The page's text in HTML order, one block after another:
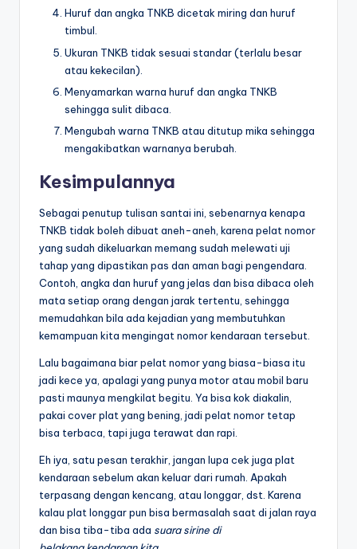
Huruf dan angka TNKB dicetak miring dan huruf
timbul.
Ukuran TNKB tidak sesuai standar (terlalu besar
atau kekecilan).
Menyamarkan warna huruf dan angka TNKB
sehingga sulit dibaca.
Mengubah warna TNKB atau ditutup mika sehingga
mengakibatkan warnanya berubah.
Kesimpulannya
Sebagai penutup tulisan santai ini, sebenarnya kenapa
TNKB tidak boleh dibuat aneh-aneh, karena pelat nomor
yang sudah dikeluarkan memang sudah melewati uji
tahap yang dipastikan pas dan aman bagi pengendara.
Contoh, angka dan huruf yang jelas dan bisa dibaca oleh
mata setiap orang dengan jarak tertentu, sehingga
memudahkan bila ada kejadian yang membutuhkan
kemampuan kita mengingat nomor kendaraan tersebut.
Lalu bagaimana biar pelat nomor yang biasa-biasa itu
jadi kece ya, apalagi yang punya motor atau mobil baru
pasti maunya mengkilat begitu. Ya bisa kok diakalin,
pakai cover plat yang bening, jadi pelat nomor tetap
bisa terbaca, tapi juga terawat dan rapi.
Eh iya, satu pesan terakhir, jangan lupa cek juga plat
kendaraan sebelum akan keluar dari rumah. Apakah
terpasang dengan kencang, atau longgar, dst. Karena
kalau plat longgar pun bisa bermasalah saat di jalan raya
dan bisa tiba-tiba ada suara sirine di